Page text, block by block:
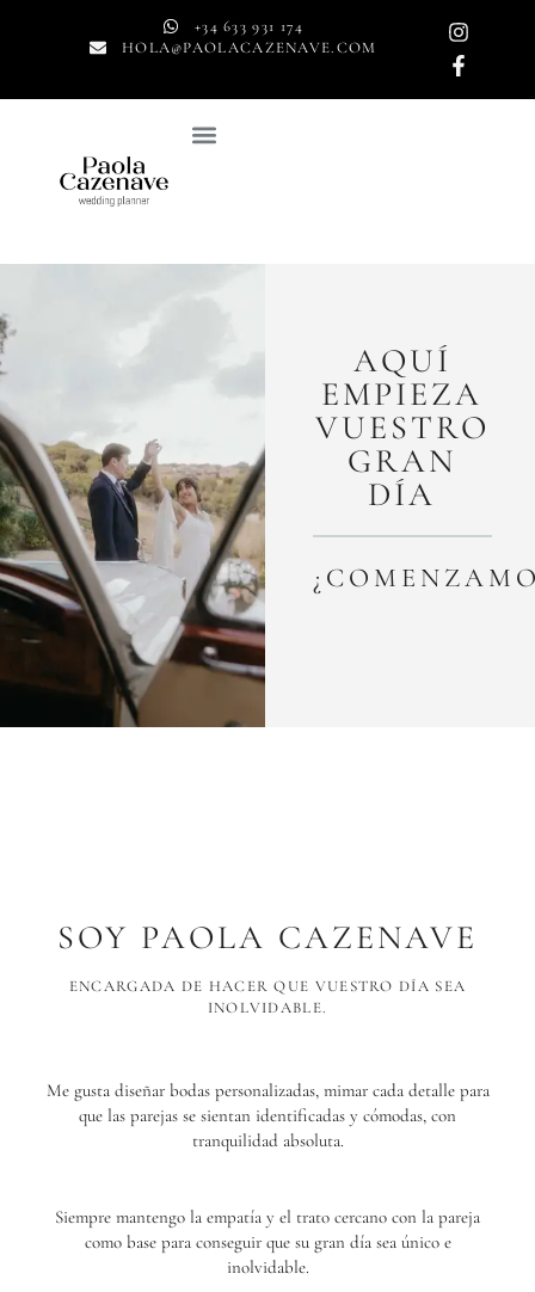
+34 633 931 174
HOLA@PAOLACAZENAVE.COM
AQUÍ
EMPIEZA
VUESTRO
GRAN
DÍA
SOY PAOLA CAZENAVE
ENCARGADA DE HACER QUE VUESTRO DÍA SEA
INOLVIDABLE.
Me gusta diseñar bodas personalizadas, mimar cada detalle para
que las parejas se sientan identificadas y cómodas, con
tranquilidad absoluta.
Siempre mantengo la empatía y el trato cercano con la pareja
como base para conseguir que su gran día sea único e
inolvidable.